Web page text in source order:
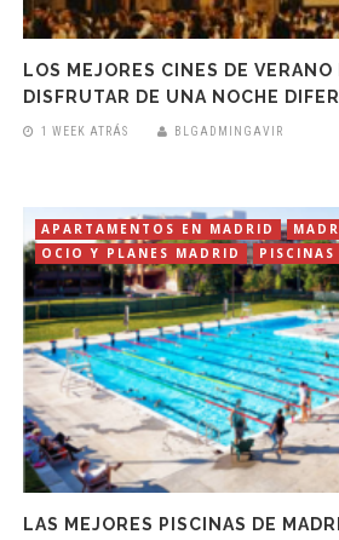
LOS MEJORES CINES DE VERANO
DISFRUTAR DE UNA NOCHE
1 WEEK ATRÁS BLGADMINGAVIR
APARTAMENTOS EN MADRID
OCIO Y PLANES MADRID
LAS MEJORES PISCINAS DE